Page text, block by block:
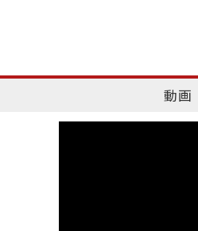
動画